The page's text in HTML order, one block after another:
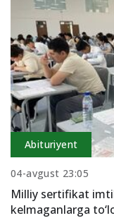
Abituriyent
04-avgust 23:05
Milliy sertifikat
kelmaganlarga